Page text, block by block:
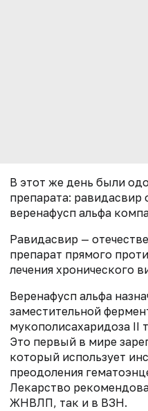
В этот же день были
препарата:
веренафусп альфа
Равидасвир —
препарат прямого
лечения хронического
Веренафусп альфа
заместительной
мукополисахаридоза II
Это первый в мире
который использует
преодоления
Лекарство
ЖНВЛП, так и в ВЗН.